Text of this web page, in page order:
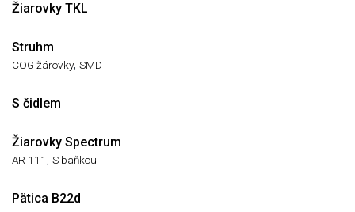
Žiarovky TKL
Struhm
COG žárovky, SMD
S čidlem
Žiarovky Spectrum
AR 111 , S baňkou
Pätica B22d